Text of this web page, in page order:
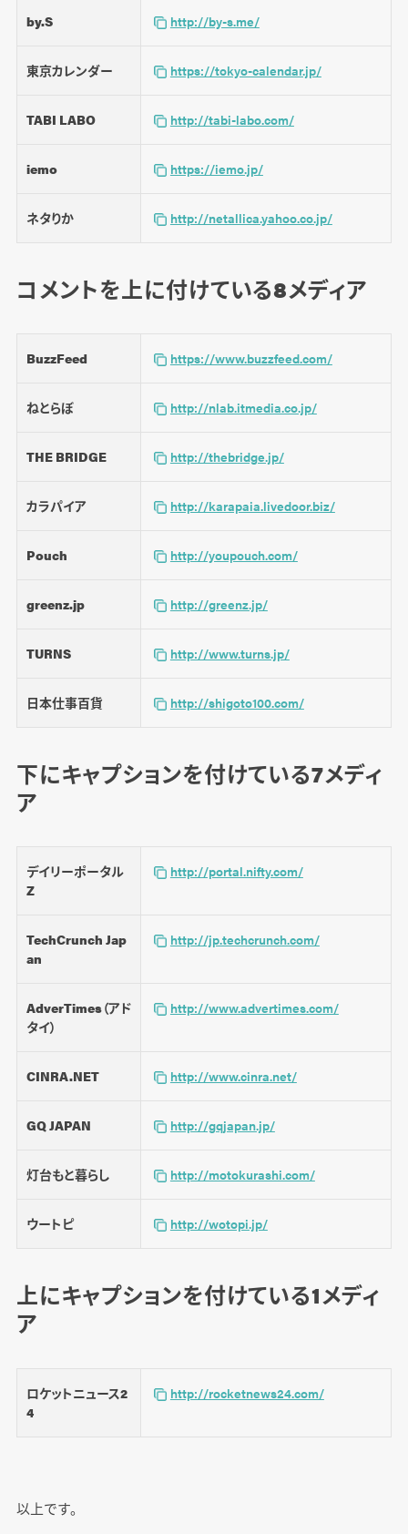
by.S http://by-s.me/
東京カレンダー https://tokyo-calendar.jp/
TABI LABO http://tabi-labo.com/
iemo https://iemo.jp/
ネタりか http://netallica.yahoo.co.jp/
コメントを上に付けている8メディア
BuzzFeed https://www.buzzfeed.com/
ねとらぼ http://nlab.itmedia.co.jp/
THE BRIDGE http://thebridge.jp/
カラパイア http://karapaia.livedoor.biz/
Pouch http://youpouch.com/
greenz.jp http://greenz.jp/
TURNS http://www.turns.jp/
日本仕事百貨 http://shigoto100.com/
下にキャプションを付けている7メディ
ア
デイリーポータル
Z
http://portal.nifty.com/
TechCrunch Jap
an
http://jp.techcrunch.com/
AdverTimes（アド
タイ）
http://www.advertimes.com/
CINRA.NET http://www.cinra.net/
GQ JAPAN http://gqjapan.jp/
灯台もと暮らし http://motokurashi.com/
ウートピ http://wotopi.jp/
上にキャプションを付けている1メディ
ア
ロケットニュース2
4
http://rocketnews24.com/
以上です。